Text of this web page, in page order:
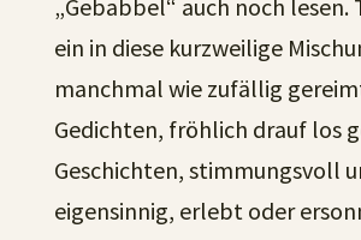
„Gebabbel“ auch noch lesen.
ein in diese kurzweilige
manchmal wie zufällig
Gedichten, fröhlich drauf los
Geschichten, stimmungsvoll
eigensinnig, erlebt oder